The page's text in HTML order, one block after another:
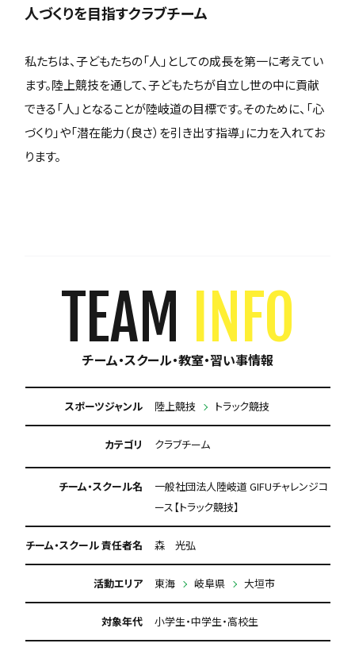
人づくりを目指すクラブチーム
私たちは、子どもたちの「人」としての成長を第一に考えてい
ます。陸上競技を通して、子どもたちが自立し世の中に貢献
できる「人」となることが陸岐道の目標です。そのために、「心
づくり」や「潜在能力（良さ）を引き出す指導」に力を入れてお
ります。
TEAM INFO
チーム・スクール・教室・習い事情報
スポーツジャンル 陸上競技 トラック競技
カテゴリ クラブチーム
チーム・スクール名
一般社団法人陸岐道 GIFUチャレンジコ
ース【トラック競技】
チーム・スクール 責任者名 森 光弘
活動エリア 東海 岐阜県 大垣市
対象年代 小学生・中学生・高校生